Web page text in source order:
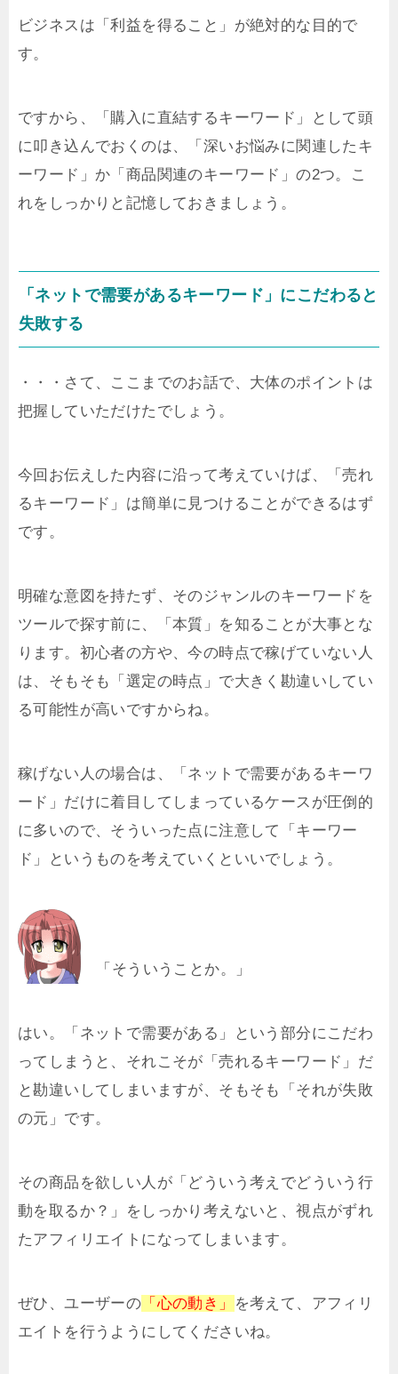
ビジネスは「利益を得ること」が絶対的な目的で
す。
ですから、「購入に直結するキーワード」として頭
に叩き込んでおくのは、「深いお悩みに関連したキ
ーワード」か「商品関連のキーワード」の2つ。こ
れをしっかりと記憶しておきましょう。
「ネットで需要があるキーワード」にこだわると
失敗する
・・・さて、ここまでのお話で、大体のポイントは
把握していただけたでしょう。
今回お伝えした内容に沿って考えていけば、「売れ
るキーワード」は簡単に見つけることができるはず
です。
明確な意図を持たず、そのジャンルのキーワードを
ツールで探す前に、「本質」を知ることが大事とな
ります。初心者の方や、今の時点で稼げていない人
は、そもそも「選定の時点」で大きく勘違いしてい
る可能性が高いですからね。
稼げない人の場合は、「ネットで需要があるキーワ
ード」だけに着目してしまっているケースが圧倒的
に多いので、そういった点に注意して「キーワー
ド」というものを考えていくといいでしょう。
「そういうことか。」
はい。「ネットで需要がある」という部分にこだわ
ってしまうと、それこそが「売れるキーワード」だ
と勘違いしてしまいますが、そもそも「それが失敗
の元」です。
その商品を欲しい人が「どういう考えでどういう行
動を取るか？」をしっかり考えないと、視点がずれ
たアフィリエイトになってしまいます。
ぜひ、ユーザーの 「心の動き」
を考えて、アフィリ
エイトを行うようにしてくださいね。